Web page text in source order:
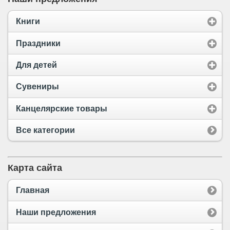
Книги
Праздники
Для детей
Сувениры
Канцелярские товары
Все категории
Карта сайта
Главная
Наши предложения